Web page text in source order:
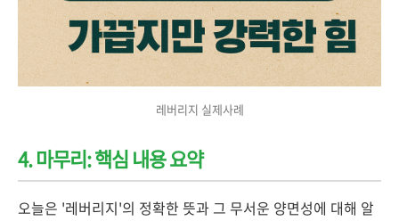
레버리지 실제사례
4. 마무리: 핵심 내용 요약
오늘은 '레버리지'의 정확한 뜻과 그 무서운 양면성에 대해 알